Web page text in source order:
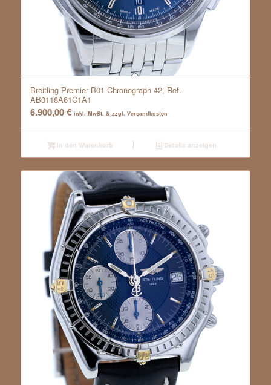
Breitling Premier B01 Chronograph 42, Ref.
AB0118A61C1A1
6.900,00€ inkl. MwSt. & zzgl. Versandkosten
In den Warenkorb Details anzeigen